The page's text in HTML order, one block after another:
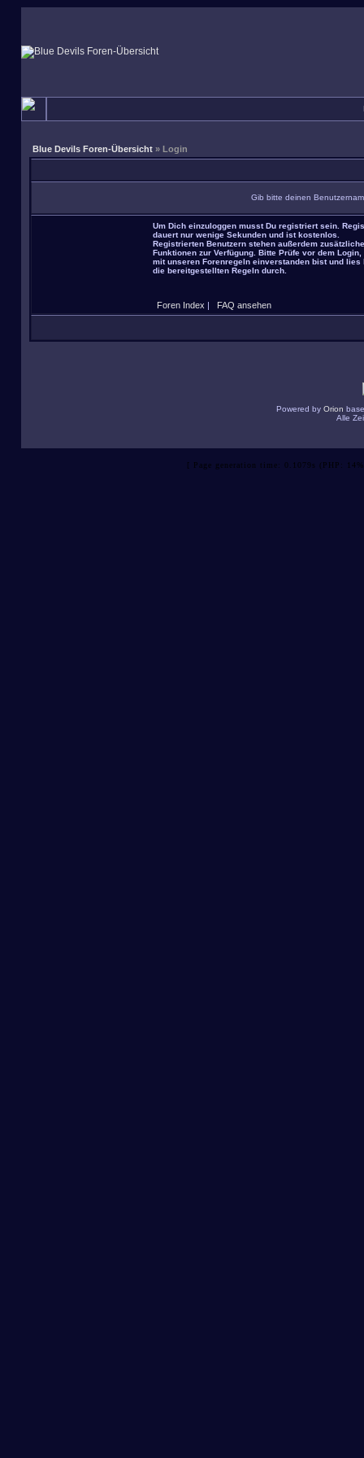
Blue Devils Foren-Übersicht » Login
Gib bitte deinen
Um Dich einzuloggen musst Du registriert sein.
dauert nur wenige Sekunden und ist kostenlos.
Registrierten Benutzern stehen außerdem zusätzliche
Funktionen zur Verfügung. Bitte Prüfe vor dem Login,
mit unseren Forenregeln einverstanden bist und lies
die bereitgestellten Regeln durch.
Foren Index | FAQ ansehen
Powered by Orion
Alle
[ Page generation time: 0.1079s (PHP: